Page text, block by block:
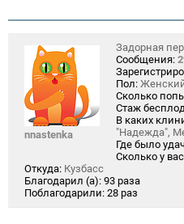
nnastenka
Задорная
Сообщения:
Пол:
Сколько
Стаж
В каких
"Надежда",
Где было
Сколько у
Откуда: Кузбасс
Благодарил (а): 93 раза
Поблагодарили: 28 раз